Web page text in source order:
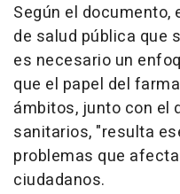
Según el documento,
de salud pública que
es necesario un
que el papel del
ámbitos, junto con el
sanitarios, "resulta
problemas que
ciudadanos.